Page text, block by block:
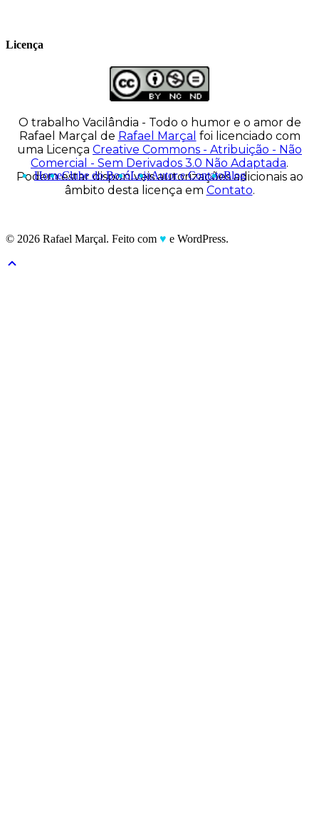
Licença
O trabalho Vacilândia - Todo o humor e o amor de
Rafael Marçal de Rafael Marçal foi licenciado com
uma Licença Creative Commons - Atribuição - Não
Comercial - Sem Derivados 3.0 Não Adaptada.
Podem estar disponíveis autorizações adicionais ao
âmbito desta licença em Contato.
HomeClube do BocóLojaAutor e ContatoBlog
© 2026 Rafael Marçal. Feito com ♥ e WordPress.